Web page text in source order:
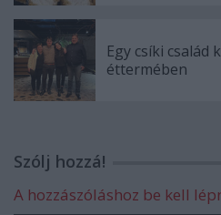
Egy csíki család
éttermében
Szólj hozzá!
A hozzászóláshoz be kell